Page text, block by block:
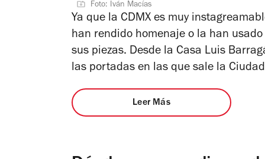
Foto: Iván Macías
Ya que la CDMX es muy
han rendido homenaje o la han
sus piezas. Desde la Casa Luis
las portadas en las que sale la
Leer Más